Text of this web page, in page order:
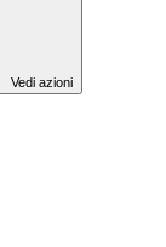
Vedi azioni